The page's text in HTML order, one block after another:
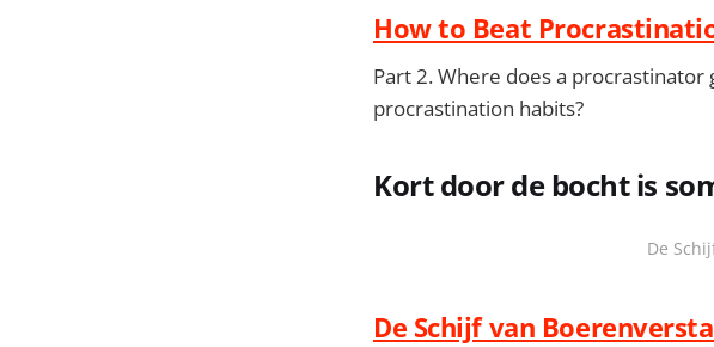
How to Beat
Part 2. Where does a
procrastination habits?
Kort door de bocht is
De
De Schijf van